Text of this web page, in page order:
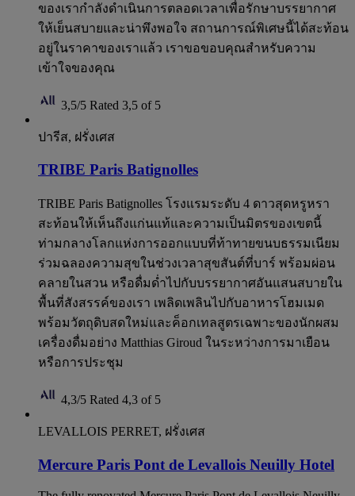
ของเรากำลังดำเนินการตลอดเวลาเพื่อรักษาบรรยากาศ
ให้เย็นสบายและน่าพึงพอใจ สถานการณ์พิเศษนี้ได้สะท้อน
อยู่ในราคาของเราแล้ว เราขอขอบคุณสำหรับความ
เข้าใจของคุณ
3,5/5 Rated 3,5 of 5
ปารีส, ฝรั่งเศส
TRIBE Paris Batignolles
TRIBE Paris Batignolles โรงแรมระดับ 4 ดาวสุดหรูหรา
สะท้อนให้เห็นถึงแก่นแท้และความเป็นมิตรของเขตนี้
ท่ามกลางโลกแห่งการออกแบบที่ท้าทายขนบธรรมเนียม
ร่วมฉลองความสุขในช่วงเวลาสุขสันต์ที่บาร์ พร้อมผ่อน
คลายในสวน หรือดื่มด่ำไปกับบรรยากาศอันแสนสบายใน
พื้นที่สังสรรค์ของเรา เพลิดเพลินไปกับอาหารโฮมเมด
พร้อมวัตถุดิบสดใหม่และค็อกเทลสูตรเฉพาะของนักผสม
เครื่องดื่มอย่าง Matthias Giroud ในระหว่างการมาเยือน
หรือการประชุม
4,3/5 Rated 4,3 of 5
LEVALLOIS PERRET, ฝรั่งเศส
Mercure Paris Pont de Levallois Neuilly Hotel